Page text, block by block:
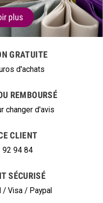
plus
GRATUITE
d'achats
REMBOURSÉ
changer d'avis
CLIENT
92 94 84
SÉCURISÉ
/ Visa / Paypal